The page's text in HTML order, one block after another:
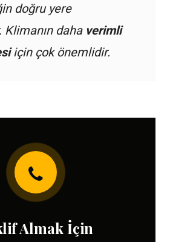
doğru yere
Klimanın daha verimli
için çok önemlidir.
Almak İçin